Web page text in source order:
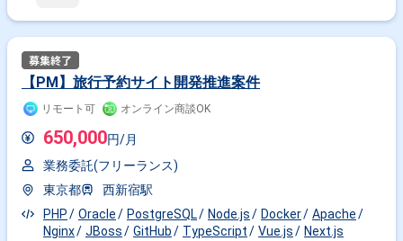
【PM】旅行予約サイト開発推進案件
リモート可 オンライン商談OK
650,000円/月
業務委託(フリーランス)
東京都
西新宿駅
PHP
Oracle PostgreSQL Node.js Docker
Apache
Nginx
JBoss GitHub TypeScript Vue.js Next.js
フレームワークで絞り込む
TypeScript × React
TypeScript × Angular
TypeScript × Nuxt.js
職種で絞り込む
TypeScript × フロントエンドエンジニア
TypeScript × バックエンドエンジニア
業界で絞り込む
TypeScript × サービス